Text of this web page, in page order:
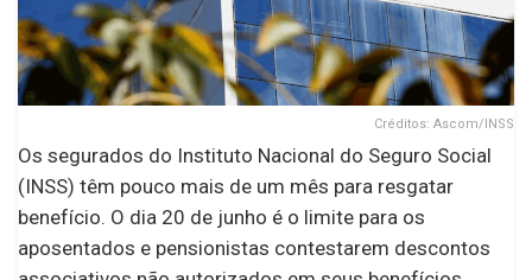
Créditos: Ascom/INSS
Os segurados do Instituto Nacional do Seguro Social
(INSS) têm pouco mais de um mês para resgatar
benefício. O dia 20 de junho é o limite para os
aposentados e pensionistas contestarem descontos